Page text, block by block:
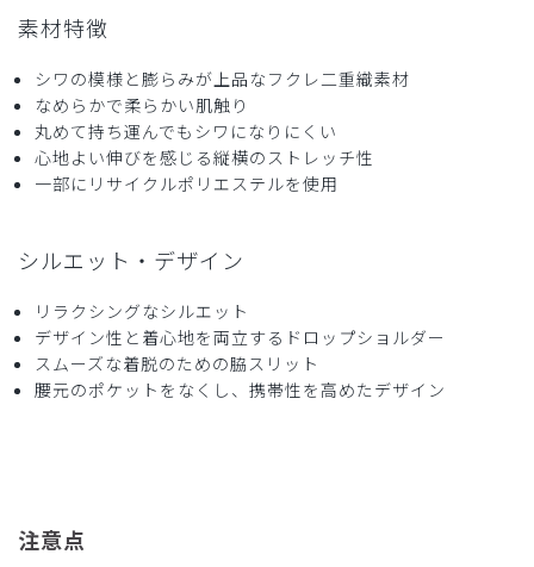
素材特徴
シワの模様と膨らみが上品なフクレ二重織素材
なめらかで柔らかい肌触り
丸めて持ち運んでもシワになりにくい
心地よい伸びを感じる縦横のストレッチ性
一部にリサイクルポリエステルを使用
シルエット・デザイン
リラクシングなシルエット
デザイン性と着心地を両立するドロップショルダー
スムーズな着脱のための脇スリット
腰元のポケットをなくし、携帯性を高めたデザイン
注意点